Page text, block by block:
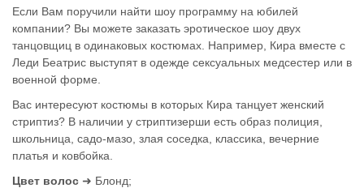
Если Вам поручили найти шоу программу на юбилей
компании? Вы можете заказать эротическое шоу двух
танцовщиц в одинаковых костюмах. Например, Кира вместе с
Леди Беатрис выступят в одежде сексуальных медсестер или в
военной форме.
Вас интересуют костюмы в которых Кира танцует женский
стриптиз? В наличии у стриптизерши есть образ полиция,
школьница, садо-мазо, злая соседка, классика, вечерние
платья и ковбойка.
Цвет волос ➜ Блонд;